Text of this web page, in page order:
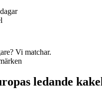
Vi matchar.
ledande